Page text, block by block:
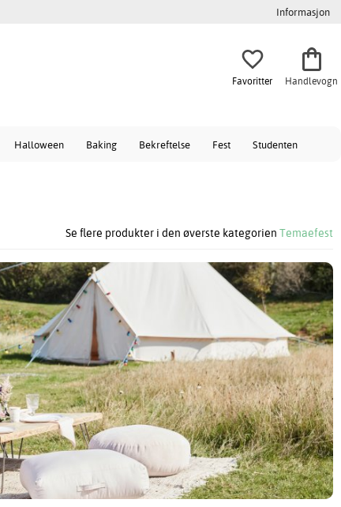
Informasjon
Favoritter Handlevogn
Halloween Baking Bekreftelse Fest Studenten
Se flere produkter i den øverste kategorien Temaefest